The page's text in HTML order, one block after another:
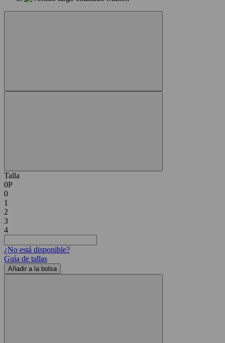
Talla
0P
0
1
2
3
4
¿No está disponible?
Guía de tallas
Añadir a la bolsa